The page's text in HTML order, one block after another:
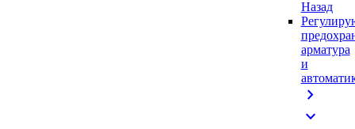
Назад
арматура
и
chevron_right
expand_more